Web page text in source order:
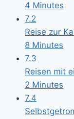
4 Minutes
7.2
Reise zur
8 Minutes
7.3
Reisen mit
2 Minutes
7.4